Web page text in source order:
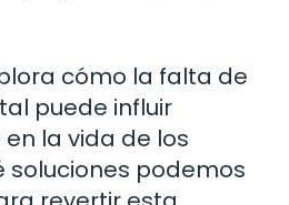
cómo la falta de
puede influir
la vida de los
soluciones podemos